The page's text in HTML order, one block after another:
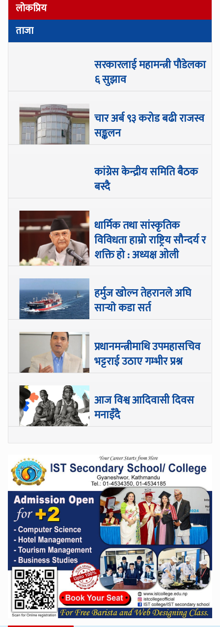
लोकप्रिय
ताजा
सरकारलाई महामन्त्री पौडेलका
६ सुझाव
चार अर्ब ९३ करोड बढी राजस्व
सङ्कलन
कांग्रेस केन्द्रीय समिति बैठक
बस्दै
धार्मिक तथा सांस्कृतिक
विविधता हाम्रो राष्ट्रिय सौन्दर्य र
शक्ति हो : अध्यक्ष ओली
हर्मुज खोल्न तेहरानले अघि
सार्‍याे कडा सर्त
प्रधानमन्त्रीमाथि उपमहासचिव
भट्टराई उठाए गम्भीर प्रश्न
आज विश्व आदिवासी दिवस
मनाइँदै